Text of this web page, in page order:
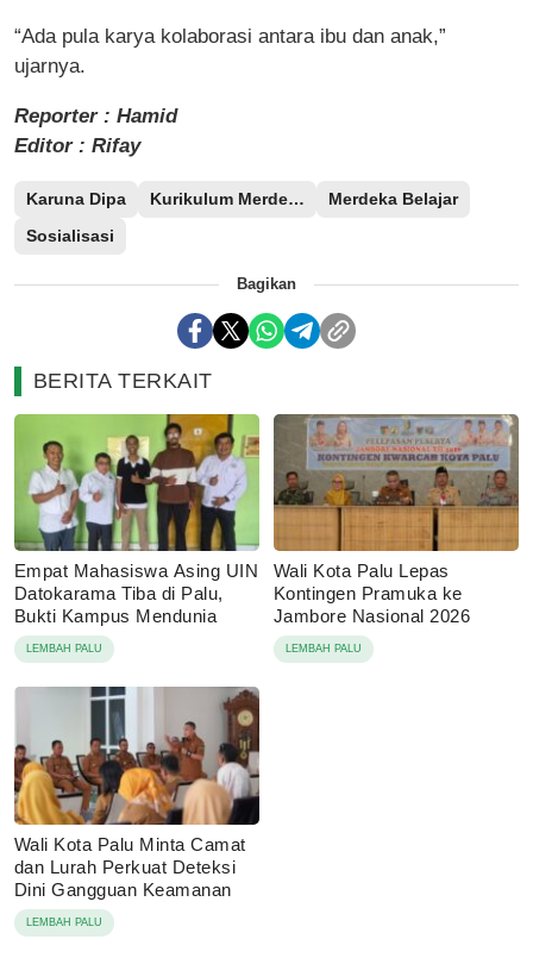
“Ada pula karya kolaborasi antara ibu dan anak,”
ujarnya.
Reporter : Hamid
Editor : Rifay
Karuna Dipa Kurikulum Merdeka
Merdeka Belajar
Sosialisasi
Bagikan
BERITA TERKAIT
Empat Mahasiswa Asing UIN
Datokarama Tiba di Palu,
Bukti Kampus Mendunia
LEMBAH PALU
Wali Kota Palu Lepas
Kontingen Pramuka ke
Jambore Nasional 2026
LEMBAH PALU
Wali Kota Palu Minta Camat
dan Lurah Perkuat Deteksi
Dini Gangguan Keamanan
LEMBAH PALU